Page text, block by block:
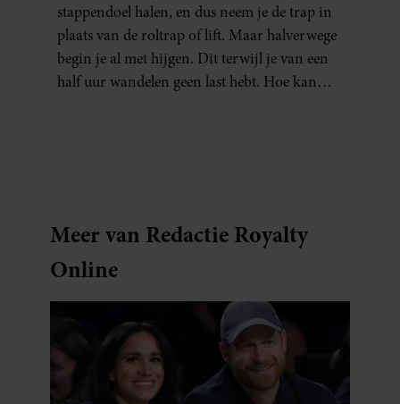
stappendoel halen, en dus neem je de trap in
plaats van de roltrap of lift. Maar halverwege
begin je al met hijgen. Dit terwijl je van een
half uur wandelen geen last hebt. Hoe kan
Meer van Redactie Royalty
Online